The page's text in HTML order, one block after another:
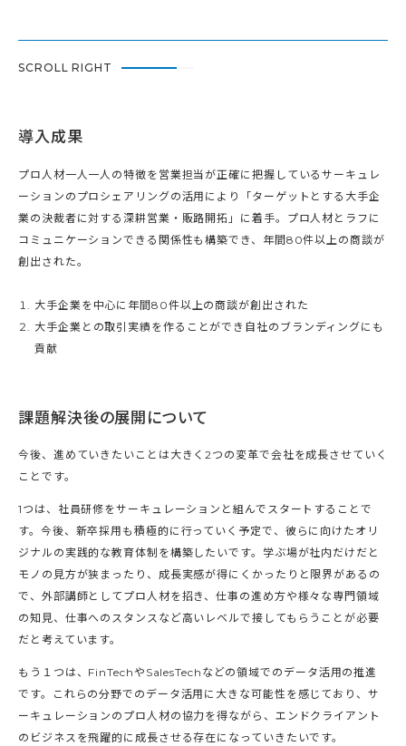
SCROLL RIGHT
導入成果
プロ人材一人一人の特徴を営業担当が正確に把握しているサーキュレ
ーションのプロシェアリングの活用により「ターゲットとする大手企
業の決裁者に対する深耕営業・販路開拓」に着手。プロ人材とラフに
コミュニケーションできる関係性も構築でき、年間80件以上の商談が
創出された。
大手企業を中心に年間80件以上の商談が創出された
大手企業との取引実績を作ることができ自社のブランディングにも
貢献
課題解決後の展開について
今後、進めていきたいことは大きく2つの変革で会社を成長させていく
ことです。
1つは、社員研修をサーキュレーションと組んでスタートすることで
す。今後、新卒採用も積極的に行っていく予定で、彼らに向けたオリ
ジナルの実践的な教育体制を構築したいです。学ぶ場が社内だけだと
モノの見方が狭まったり、成長実感が得にくかったりと限界があるの
で、外部講師としてプロ人材を招き、仕事の進め方や様々な専門領域
の知見、仕事へのスタンスなど高いレベルで接してもらうことが必要
だと考えています。
もう１つは、FinTechやSalesTechなどの領域でのデータ活用の推進
です。これらの分野でのデータ活用に大きな可能性を感じており、サ
ーキュレーションのプロ人材の協力を得ながら、エンドクライアント
のビジネスを飛躍的に成長させる存在になっていきたいです。